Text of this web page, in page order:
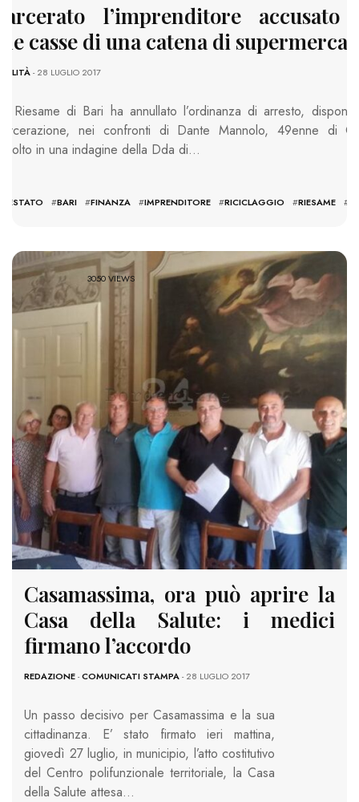
l’imprenditore
le casse di una catena di
- 28 LUGLIO 2017
Riesame di Bari ha annullato l’ordinanza di arresto,
nei confronti di Dante Mannolo, 49enne di
in una indagine della Dda di…
#BARI #FINANZA #IMPRENDITORE #RICICLAGGIO #RIESAME #
3050 VIEWS
Casamassima, ora può aprire la
Casa della Salute: i medici
firmano l’accordo
REDAZIONE-COMUNICATI STAMPA- 28 LUGLIO 2017
Un passo decisivo per Casamassima e la sua
cittadinanza. E’ stato firmato ieri mattina,
giovedì 27 luglio, in municipio, l’atto costitutivo
del Centro polifunzionale territoriale, la Casa
della Salute attesa…